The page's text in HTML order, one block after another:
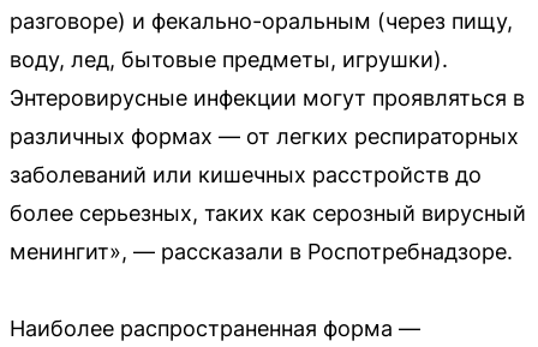
разговоре) и фекально-оральным (через пищу,
воду, лед, бытовые предметы, игрушки).
Энтеровирусные инфекции могут проявляться в
различных формах — от легких респираторных
заболеваний или кишечных расстройств до
более серьезных, таких как серозный вирусный
менингит», — рассказали в Роспотребнадзоре.
Наиболее распространенная форма —